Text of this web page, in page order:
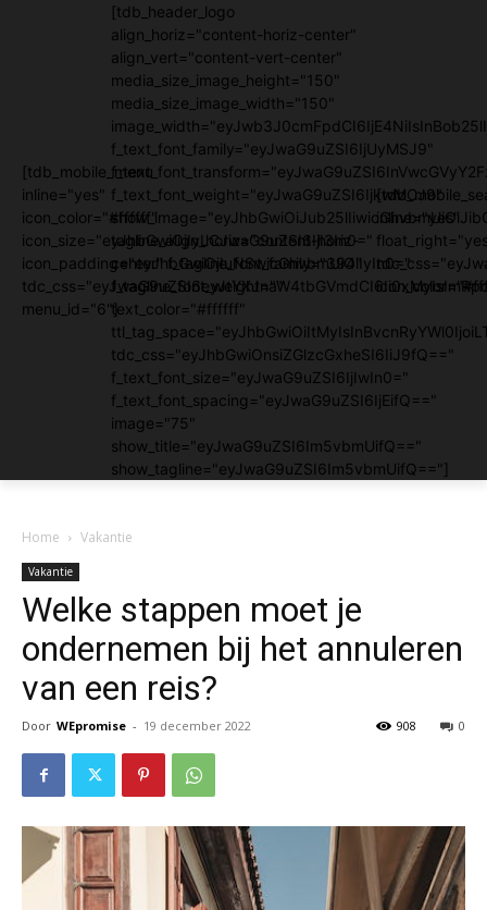
[tdb_mobile_menu
inline="yes"
icon_color="#ffffff"
icon_size="eyJhbGwiOjIyLCJwaG9uZSI6IjI3In0="
icon_padding="eyJhbGwiOjIuNSwicGhvbmUiOiIyIn0="
menu_id="6"]
[tdb_header_logo
align_horiz="content-horiz-center"
align_vert="content-vert-center"
media_size_image_height="150"
media_size_image_width="150"
f_text_font_family="eyJwaG9uZSI6IjUyMSJ9"
f_text_font_weight="eyJwaG9uZSI6IjkwMCJ9"
tagline_align_horiz="content-horiz-
center" f_tagline_font_family="394"
f_tagline_font_weight=""
text_color="#ffffff"
tdc_css="eyJhbGwiOnsiZGlzcGxheSI6IiJ9fQ=="
f_text_font_size="eyJwaG9uZSI6IjIwIn0="
f_text_font_spacing="eyJwaG9uZSI6IjEifQ=="
image="75"
show_title="eyJwaG9uZSI6Im5vbmUifQ=="
show_tagline="eyJwaG9uZSI6Im5vbmUifQ=="]
inline="yes"
Home Vakantie
Vakantie
Welke stappen moet je
ondernemen bij het annuleren
van een reis?
Door WEpromise - 19 december 2022 0
908